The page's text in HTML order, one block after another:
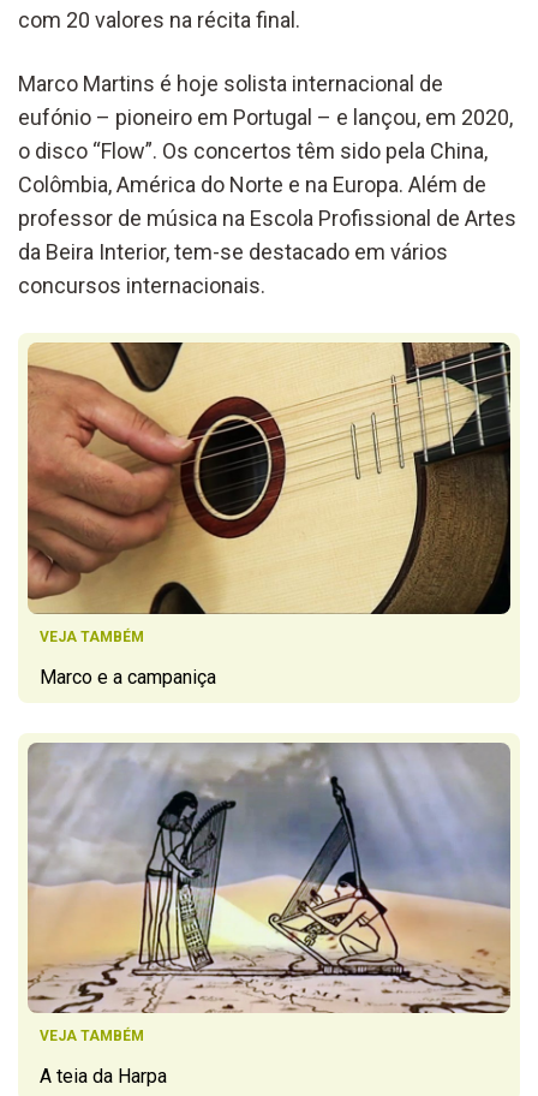
com 20 valores na récita final.
Marco Martins é hoje solista internacional de
eufónio – pioneiro em Portugal – e lançou, em 2020,
o disco “Flow”. Os concertos têm sido pela China,
Colômbia, América do Norte e na Europa. Além de
professor de música na Escola Profissional de Artes
da Beira Interior, tem-se destacado em vários
concursos internacionais.
VEJA TAMBÉM
Marco e a campaniça
VEJA TAMBÉM
A teia da Harpa